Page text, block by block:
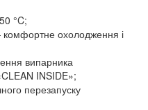
°C;
охолодження і
випарника
INSIDE»;
перезапуску